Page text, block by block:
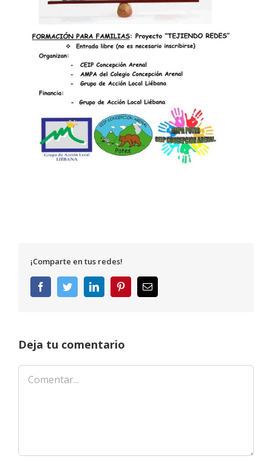
¡Comparte en tus redes!
FacebookTwitterLinkedInPinterestCorreo
electrónico
Deja tu comentario
Comentar